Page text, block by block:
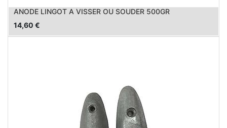
ANODE LINGOT A VISSER OU SOUDER 500GR
14,60 €